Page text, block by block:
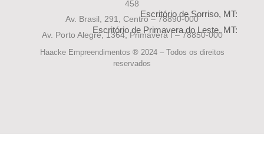
458
Escritório de Sorriso, MT:
Av. Brasil, 291, Centro – 78890-000
Escritório de Primavera do Leste, MT:
Av. Porto Alegre, 1364, Primavera I – 78850-000
Haacke Empreendimentos ® 2024 – Todos os direitos
reservados